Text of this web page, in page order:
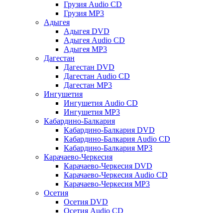
Грузия Audio CD
Грузия MP3
Адыгея
Адыгея DVD
Адыгея Audio CD
Адыгея MP3
Дагестан
Дагестан DVD
Дагестан Audio CD
Дагестан MP3
Ингушетия
Ингушетия Audio CD
Ингушетия MP3
Кабардино-Балкария
Кабардино-Балкария DVD
Кабардино-Балкария Audio CD
Кабардино-Балкария MP3
Карачаево-Черкесия
Карачаево-Черкесия DVD
Карачаево-Черкесия Audio CD
Карачаево-Черкесия MP3
Осетия
Осетия DVD
Осетия Audio CD